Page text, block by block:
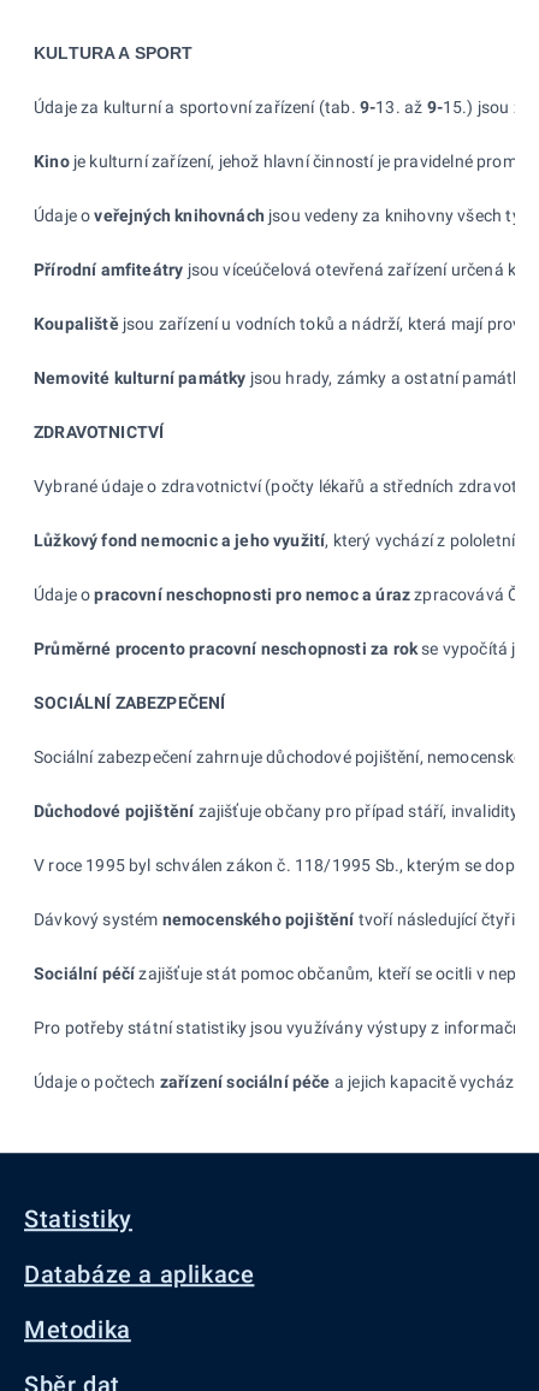
KULTURA A SPORT
Údaje za kulturní a sportovní zařízení (tab. 9-13. až 9-15.) jsou
Kinoje kulturní zařízení, jehož hlavní činností je pravidelné
Údaje oveřejných knihovnách jsou vedeny za knihovny všech
Přírodní amfiteátry jsou víceúčelová otevřená zařízení určená k
Koupalištějsou zařízení u vodních toků a nádrží, která mají
Nemovité kulturní památky jsou hrady, zámky a ostatní
ZDRAVOTNICTVÍ
Vybrané údaje o zdravotnictví (počty lékařů a středních
Lůžkový fond nemocnic a jeho využití, který vychází z pololetního
Údaje o pracovní neschopnosti pro nemoc a úrazzpracovává
Průměrné procento pracovní neschopnosti za rokse vypočítá
SOCIÁLNÍ ZABEZPEČENÍ
Sociální zabezpečení zahrnuje důchodové pojištění, nemocenské
Důchodové pojištění zajišťuje občany pro případ stáří, invalidity
V roce 1995 byl schválen zákon č. 118/1995 Sb., kterým se
Dávkový systém nemocenského pojištění tvoří následující čtyři
Sociální péčízajišťuje stát pomoc občanům, kteří se ocitli v
Pro potřeby státní statistiky jsou využívány výstupy z
Údaje o počtech zařízení sociální péče a jejich kapacitě vychází ze
Statistiky
Databáze a aplikace
Metodika
Sběr dat